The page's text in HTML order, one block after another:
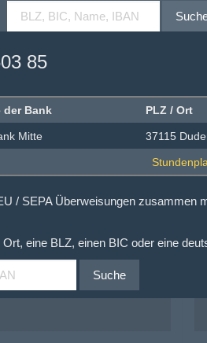
85
der Bank PLZ / Ort
Mitte 37115
/ SEPA Überweisungen zusammen
eine BLZ, einen BIC oder eine
Suche